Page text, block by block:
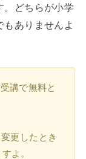
。どちらが小学
ありませんよ
講で無料と
更したとき
よ。